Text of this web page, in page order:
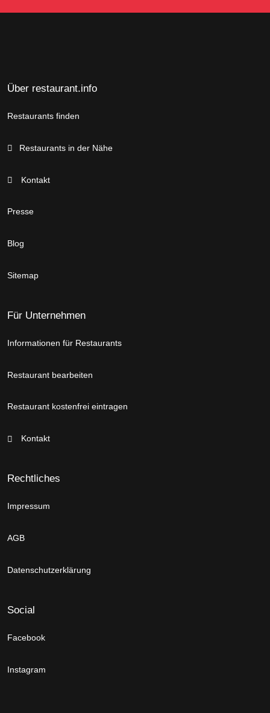
Über restaurant.info
Restaurants finden
Restaurants in der Nähe
Kontakt
Presse
Blog
Sitemap
Für Unternehmen
Informationen für Restaurants
Restaurant bearbeiten
Restaurant kostenfrei eintragen
Kontakt
Rechtliches
Impressum
AGB
Datenschutzerklärung
Social
Facebook
Instagram